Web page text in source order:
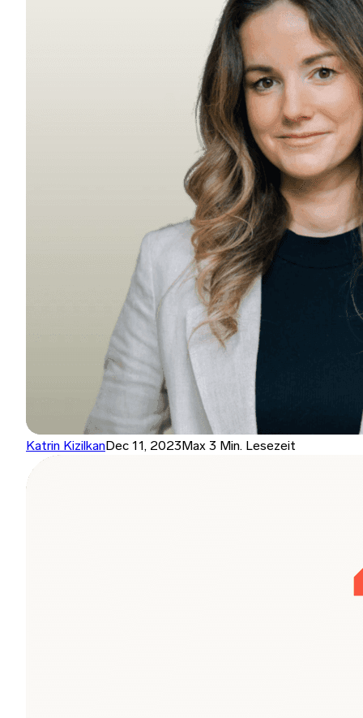
Katrin KizilkanDec 11, 2023Max 3 Min. Lesezeit